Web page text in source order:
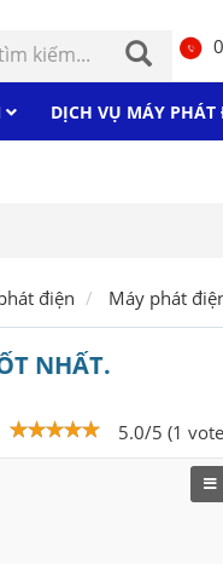
DỊCH VỤ MÁY PHÁT
điện Máy phát
NHẤT.
5.0/5 (1